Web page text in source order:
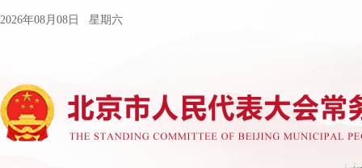
2026年08月08日 星期六